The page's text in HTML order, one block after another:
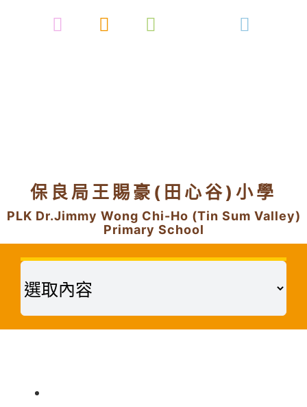
保良局王賜豪(田心谷)小學
PLK Dr.Jimmy Wong Chi-Ho (Tin Sum Valley)
Primary School